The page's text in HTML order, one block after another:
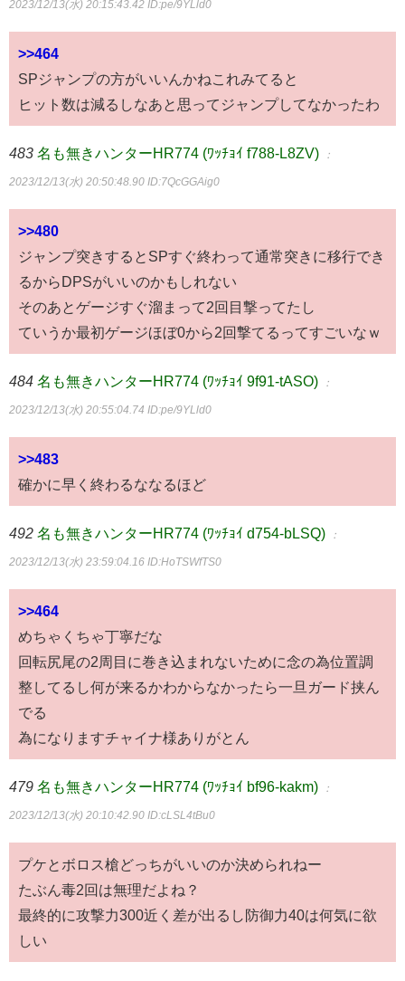
2023/12/13(水) 20:15:43.42 ID:pe/9YLld0
>>464
SPジャンプの方がいいんかねこれみてると
ヒット数は減るしなあと思ってジャンプしてなかったわ
483 名も無きハンターHR774 (ﾜｯﾁｮｲ f788-L8ZV) ：
2023/12/13(水) 20:50:48.90 ID:7QcGGAig0
>>480
ジャンプ突きするとSPすぐ終わって通常突きに移行でき
るからDPSがいいのかもしれない
そのあとゲージすぐ溜まって2回目撃ってたし
ていうか最初ゲージほぼ0から2回撃てるってすごいなｗ
484 名も無きハンターHR774 (ﾜｯﾁｮｲ 9f91-tASO) ：
2023/12/13(水) 20:55:04.74 ID:pe/9YLld0
>>483
確かに早く終わるななるほど
492 名も無きハンターHR774 (ﾜｯﾁｮｲ d754-bLSQ) ：
2023/12/13(水) 23:59:04.16 ID:HoTSWfTS0
>>464
めちゃくちゃ丁寧だな
回転尻尾の2周目に巻き込まれないために念の為位置調
整してるし何が来るかわからなかったら一旦ガード挟ん
でる
為になりますチャイナ様ありがとん
479 名も無きハンターHR774 (ﾜｯﾁｮｲ bf96-kakm) ：
2023/12/13(水) 20:10:42.90 ID:cLSL4tBu0
プケとボロス槍どっちがいいのか決められねー
たぶん毒2回は無理だよね？
最終的に攻撃力300近く差が出るし防御力40は何気に欲
しい